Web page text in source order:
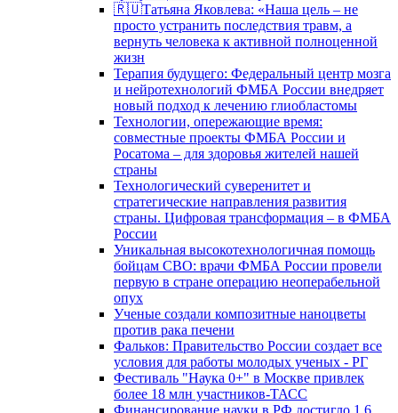
🇷🇺Татьяна Яковлева: «Наша цель – не
просто устранить последствия травм, а
вернуть человека к активной полноценной
жизн
Терапия будущего: Федеральный центр мозга
и нейротехнологий ФМБА России внедряет
новый подход к лечению глиобластомы
Технологии, опережающие время:
совместные проекты ФМБА России и
Росатома – для здоровья жителей нашей
страны
Технологический суверенитет и
стратегические направления развития
страны. Цифровая трансформация – в ФМБА
России
Уникальная высокотехнологичная помощь
бойцам СВО: врачи ФМБА России провели
первую в стране операцию неоперабельной
опух
Ученые создали композитные наноцветы
против рака печени
Фальков: Правительство России создает все
условия для работы молодых ученых - РГ
Фестиваль "Наука 0+" в Москве привлек
более 18 млн участников-ТАСС
Финансирование науки в РФ достигло 1,6